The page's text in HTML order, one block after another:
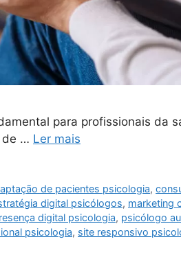
para profissionais da
de … Ler mais
de pacientes psicologia,
digital psicólogos, marketing
digital psicologia, psicólogo
psicologia, site responsivo